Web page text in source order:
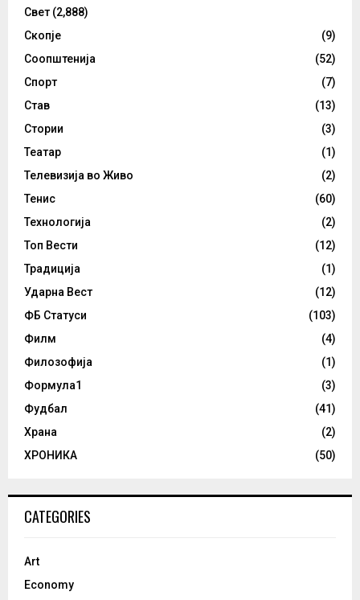
Свет (2,888)
Скопје
(9)
Соопштенија
(52)
Спорт
(7)
Став
(13)
Стории
(3)
Театар
(1)
Телевизија во Живо
(2)
Тенис
(60)
Технологија
(2)
Топ Вести
(12)
Традиција
(1)
Ударна Вест
(12)
ФБ Статуси
(103)
Филм
(4)
Филозофија
(1)
Формула1
(3)
Фудбал
(41)
Храна
(2)
ХРОНИКА
(50)
CATEGORIES
Art
Economy